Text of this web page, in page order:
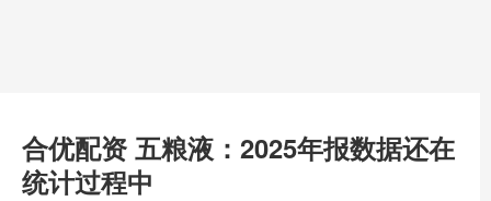
合优配资 五粮液：2025年报数据还在
统计过程中